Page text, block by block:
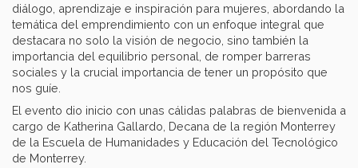
diálogo, aprendizaje e inspiración para mujeres, abordando la
temática del emprendimiento con un enfoque integral que
destacara no solo la visión de negocio, sino también la
importancia del equilibrio personal, de romper barreras
sociales y la crucial importancia de tener un propósito que
nos guíe. ​
El evento dio inicio con unas cálidas palabras de bienvenida a
cargo de Katherina Gallardo, Decana de la región Monterrey
de la Escuela de Humanidades y Educación del Tecnológico
de Monterrey. ​